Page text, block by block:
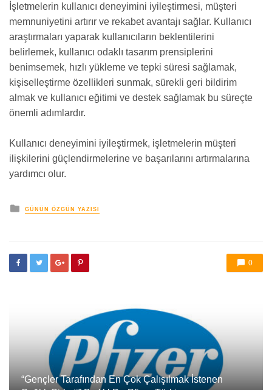
İşletmelerin kullanıcı deneyimini iyileştirmesi, müşteri
memnuniyetini artırır ve rekabet avantajı sağlar. Kullanıcı
araştırmaları yaparak kullanıcıların beklentilerini
belirlemek, kullanıcı odaklı tasarım prensiplerini
benimsemek, hızlı yükleme ve tepki süresi sağlamak,
kişiselleştirme özellikleri sunmak, sürekli geri bildirim
almak ve kullanıcı eğitimi ve destek sağlamak bu süreçte
önemli adımlardır.
Kullanıcı deneyimini iyileştirmek, işletmelerin müşteri
ilişkilerini güçlendirmelerine ve başarılarını artırmalarına
yardımcı olur.
yayınlanan
GÜNÜN ÖZGÜN YAZISI
0
“Gençler Tarafından En Çok Çalışılmak İstenen